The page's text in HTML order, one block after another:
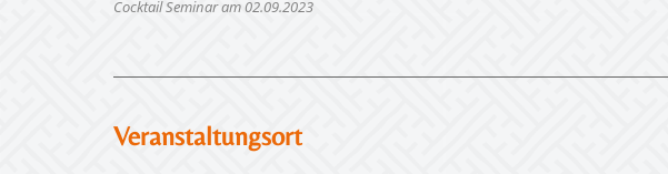
Cocktail Seminar am 02.09.2023
Veranstaltungsort